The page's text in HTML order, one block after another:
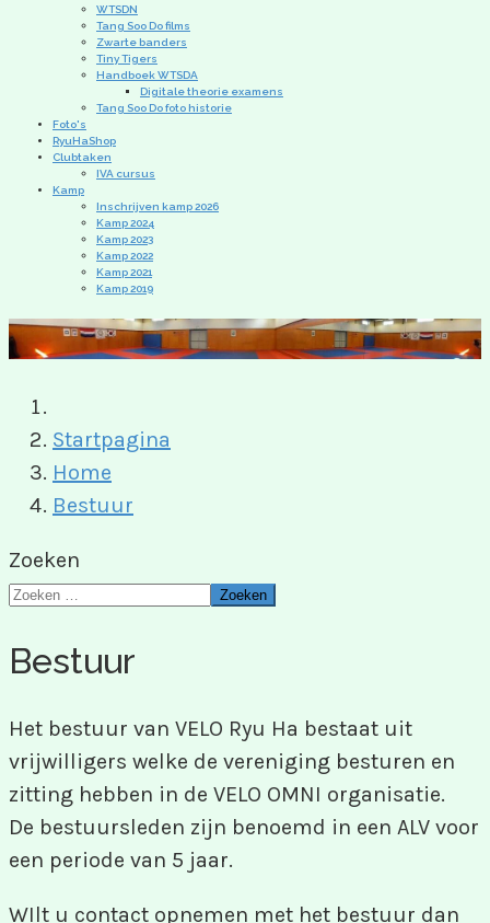
WTSDN
Tang Soo Do films
Zwarte banders
Tiny Tigers
Handboek WTSDA
Digitale theorie examens
Tang Soo Do foto historie
Foto's
RyuHaShop
Clubtaken
IVA cursus
Kamp
Inschrijven kamp 2026
Kamp 2024
Kamp 2023
Kamp 2022
Kamp 2021
Kamp 2019
Startpagina
Home
Bestuur
Zoeken
Zoeken
Bestuur
Het bestuur van VELO Ryu Ha bestaat uit
vrijwilligers welke de vereniging besturen en
zitting hebben in de VELO OMNI organisatie.
De bestuursleden zijn benoemd in een ALV voor
een periode van 5 jaar.
WIlt u contact opnemen met het bestuur dan